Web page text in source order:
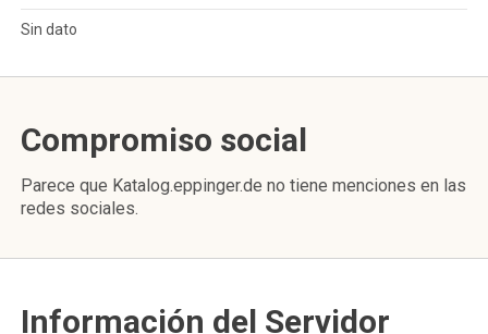
Sin dato
Compromiso social
Parece que Katalog.eppinger.de no tiene menciones en las
redes sociales.
Información del Servidor